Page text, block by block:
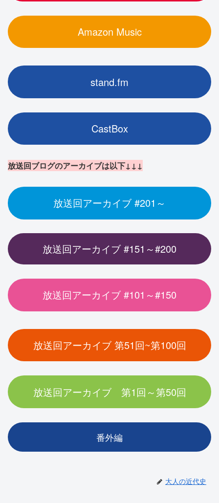
Amazon Music
stand.fm
CastBox
放送回ブログのアーカイブは以下↓↓↓
放送回アーカイブ #201～
放送回アーカイブ #151～#200
放送回アーカイブ #101～#150
放送回アーカイブ 第51回~第100回
放送回アーカイブ 第1回～第50回
番外編
大人の近代史